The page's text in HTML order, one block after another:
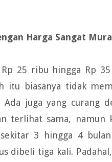
Harga Sangat
25 ribu hingga Rp
itu biasanya tidak
juga yang curang
terlihat sama, namun
3 hingga 4
dibeli tiga kali.